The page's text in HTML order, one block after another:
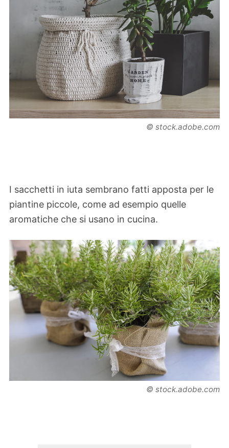
© stock.adobe.com
I sacchetti in iuta sembrano fatti apposta per le
piantine piccole, come ad esempio quelle
aromatiche che si usano in cucina.
© stock.adobe.com